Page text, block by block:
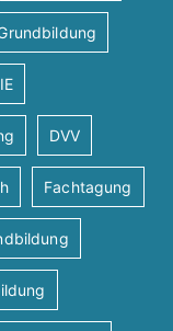
DVV
Fachtagung